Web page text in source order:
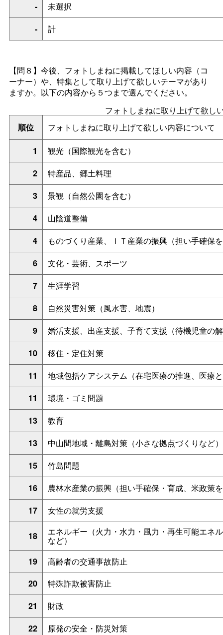
-
未選択
-
計
【問８】今後、 フォトしまねに掲載してほしい内容（コ
ーナー）や、特集として取り上げて欲しいテーマがあり
ますか。以下の内容から５つまで選んでください。
フォトしまねに取り上げて欲し
順位
フォトしまねに取り上げて欲しい内容について
1
観光（国際観光を含む）
2
特産品、郷土料理
3
景観（自然公園を含む）
4
山陰道整備
4
ものづくり産業、ＩＴ産業の振興（担い手確保
6
文化・芸術、スポーツ
7
生涯学習
8
自然災害対策（風水害、地震）
9
婚活支援、出産支援、子育て支援（待機児童の
10
移住・定住対策
11
地域包括ケアシステム（在宅医療の推進、医療
11
環境・ゴミ問題
13
教育
13
中山間地域・離島対策（小さな拠点づくりなど）
15
竹島問題
16
農林水産業の振興（担い手確保・育成、米政策
17
女性の就労支援
18 エネルギー（火力・水力・風力・再生可能エネ
など）
19
高齢者の交通事故防止
20
特殊詐欺被害防止
21
財政
22
原発の安全・防災対策